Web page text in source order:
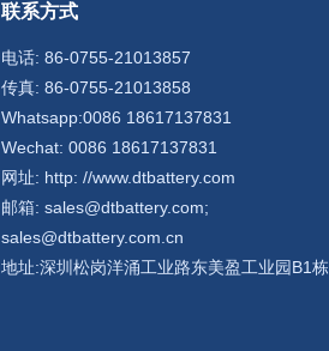
联系方式
电话: 86-0755-21013857
传真: 86-0755-21013858
Whatsapp:0086 18617137831
Wechat: 0086 18617137831
网址: http: //www.dtbattery.com
邮箱: sales@dtbattery.com;
sales@dtbattery.com.cn
地址:深圳松岗洋涌工业路东美盈工业园B1栋